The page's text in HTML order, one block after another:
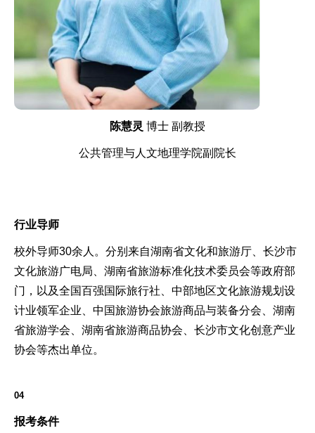
陈慧灵 博士 副教授
公共管理与人文地理学院副院长
行业导师
校外导师30余人。分别来自湖南省文化和旅游厅、长沙市
文化旅游广电局、湖南省旅游标准化技术委员会等政府部
门，以及全国百强国际旅行社、中部地区文化旅游规划设
计业领军企业、中国旅游协会旅游商品与装备分会、湖南
省旅游学会、湖南省旅游商品协会、长沙市文化创意产业
协会等杰出单位。
04
报考条件